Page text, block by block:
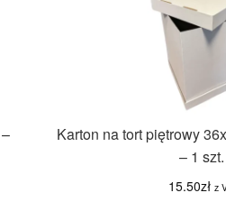
Karton na tort piętrowy
– 1 szt.
15.50zł z